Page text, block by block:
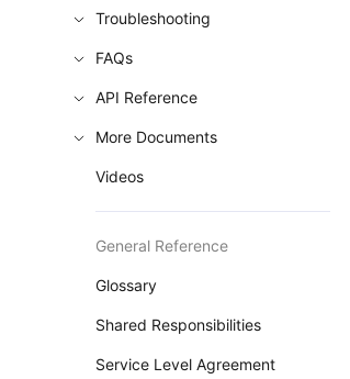
Troubleshooting
FAQs
API Reference
More Documents
Videos
General Reference
Glossary
Shared Responsibilities
Service Level Agreement